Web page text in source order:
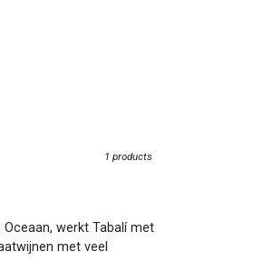
1 products
werkt Tabalí met
met veel